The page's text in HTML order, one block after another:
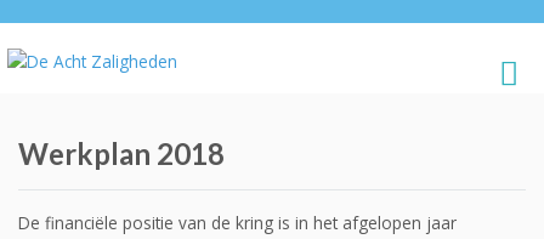
Werkplan 2018
De financiële positie van de kring is in het afgelopen jaar